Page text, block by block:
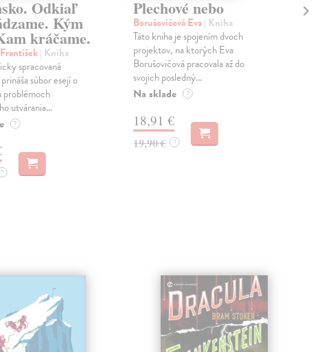
Odkiaľ
Kým
kráčame.
| Kniha
spracovaná
súbor esejí o
utvárania...
?
?
Plechové nebo
Borušovičová Eva| Kniha
Táto kniha je spojením dvoch
projektov, na ktorých Eva
Borušovičová pracovala až do
svojich posledný...
Na sklade ?
18,91 €
19,90 € ?